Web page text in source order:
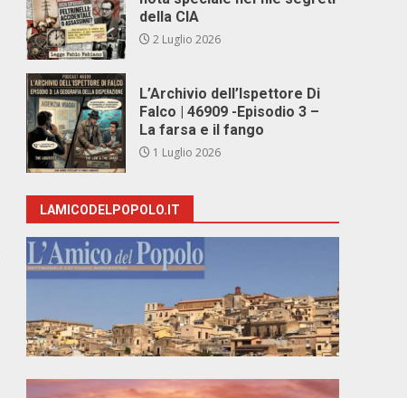
della CIA
2 Luglio 2026
L’Archivio dell’Ispettore Di
Falco | 46909 -Episodio 3 –
La farsa e il fango
1 Luglio 2026
LAMICODELPOPOLO.IT